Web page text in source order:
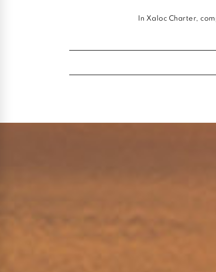
In Xaloc Charter,